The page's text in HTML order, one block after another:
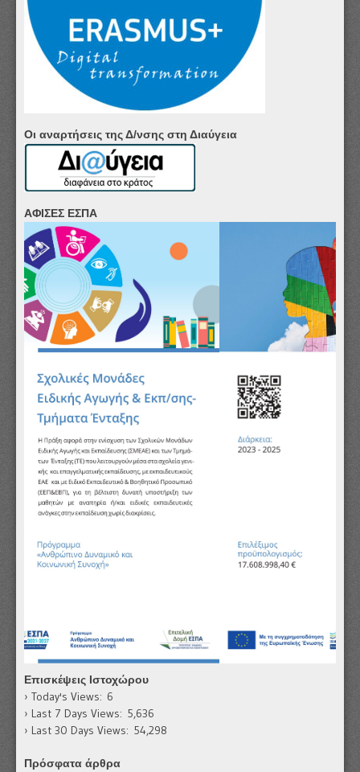
Οι αναρτήσεις της Δ/νσης στη Διαύγεια
ΑΦΙΣΕΣ ΕΣΠΑ
Επισκέψεις Ιστοχώρου
Today's Views: 6
Last 7 Days Views: 5,636
Last 30 Days Views: 54,298
Πρόσφατα άρθρα